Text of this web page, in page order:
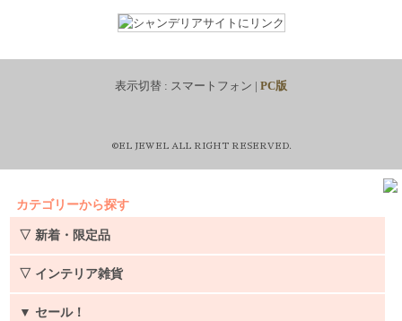
表示切替 : スマートフォン | PC版
©EL JEWEL ALL RIGHT RESERVED.
カテゴリーから探す
▽ 新着・限定品
▽ インテリア雑貨
▼ セール！